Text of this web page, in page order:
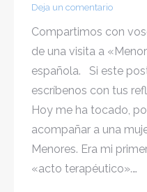
Deja un comentario
Compartimos con
de una visita a
española. Si este
escríbenos con tus
Hoy me ha tocado,
acompañar a una
Menores. Era mi
«acto terapéutico».…